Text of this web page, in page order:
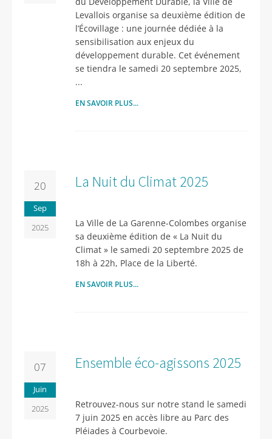
Levallois organise sa deuxième édition de
l’Écovillage : une journée dédiée à la
sensibilisation aux enjeux du
développement durable. Cet événement
se tiendra le samedi 20 septembre 2025,
...
EN SAVOIR PLUS...
20
Sep
2025
La Nuit du Climat 2025
La Ville de La Garenne-Colombes organise
sa deuxième édition de « La Nuit du
Climat » le samedi 20 septembre 2025 de
18h à 22h, Place de la Liberté.
EN SAVOIR PLUS...
07
Juin
2025
Ensemble éco-agissons 2025
Retrouvez-nous sur notre stand le samedi
7 juin 2025 en accès libre au Parc des
Pléiades à Courbevoie.